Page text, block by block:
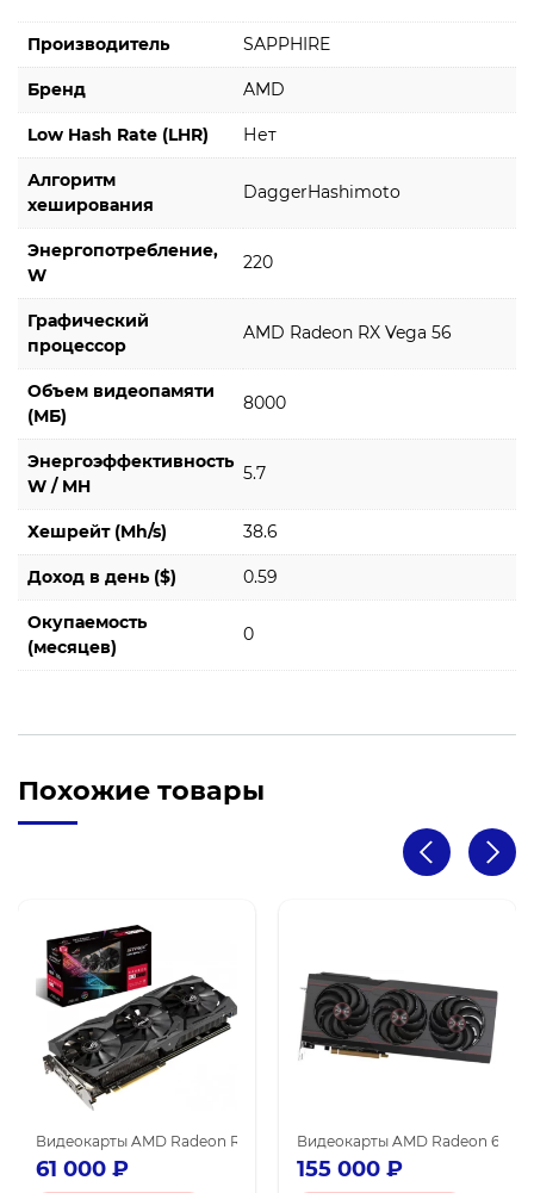
Производитель SAPPHIRE
Бренд AMD
Low Hash Rate (LHR) Нет
Алгоритм
хеширования
DaggerHashimoto
Энергопотребление,
W
220
Графический
процессор
AMD Radeon RX Vega 56
Объем видеопамяти
(МБ)
8000
Энергоэффективность
W / MH
5.7
Хешрейт (Mh/s) 38.6
Доход в день ($) 0.59
Окупаемость
(месяцев)
0
Похожие товары
Видеокарты GIGABYTE
64 Видеокарты AMD для майнинга Видеокарты GIGABYTE
Видеокарты AMD Radeon RX 580 Видеокарты AMD для майнинга
61 000 ₽
Видеокарты AMD Radeon 6800
155 000 ₽